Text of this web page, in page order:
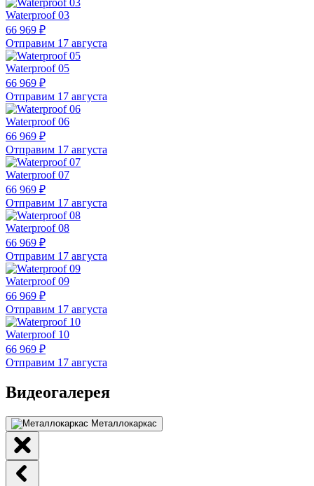
Waterproof 03
66 969 ₽
Отправим 17 августа
Waterproof 05
66 969 ₽
Отправим 17 августа
Waterproof 06
66 969 ₽
Отправим 17 августа
Waterproof 07
66 969 ₽
Отправим 17 августа
Waterproof 08
66 969 ₽
Отправим 17 августа
Waterproof 09
66 969 ₽
Отправим 17 августа
Waterproof 10
66 969 ₽
Отправим 17 августа
Видеогалерея
Металлокаркас